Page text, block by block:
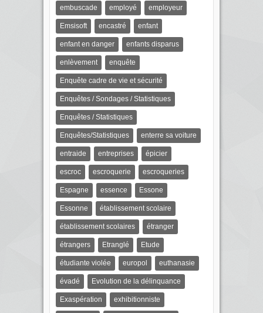
embuscade employé employeur
Emsisoft encastré enfant
enfant en danger enfants disparus
enlèvement enquête
Enquête cadre de vie et sécurité
Enquêtes / Sondages / Statistiques
Enquêtes / Statistiques
Enquêtes/Statistiques enterre sa voiture
entraide entreprises épicier
escroc escroquerie escroqueries
Espagne essence Essone
Essonne établissement scolaire
établissement scolaires étranger
étrangers Etranglé Etude
étudiante violée europol euthanasie
évadé Evolution de la délinquance
Exaspération exhibitionniste